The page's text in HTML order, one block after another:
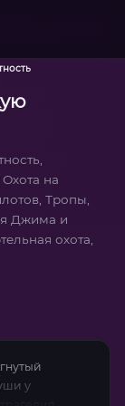
на
Тропы,
Джима и
охота,
у